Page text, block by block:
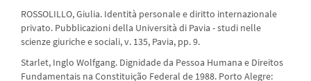
ROSSOLILLO, Giulia. Identità personale e diritto internazionale
privato. Pubblicazioni della Università di Pavia - studi nelle
scienze giuriche e sociali, v. 135, Pavia, pp. 9.
Starlet, Inglo Wolfgang. Dignidade da Pessoa Humana e Direitos
Fundamentais na Constituição Federal de 1988. Porto Alegre: